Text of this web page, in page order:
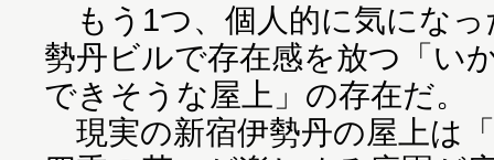
もう1つ、個人的に気になっ
勢丹ビルで存在感を放つ「い
できそうな屋上」の存在だ。
現実の新宿伊勢丹の屋上は